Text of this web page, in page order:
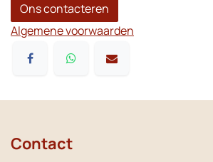
Ons contacteren
Algemene voorwaarden
Contact